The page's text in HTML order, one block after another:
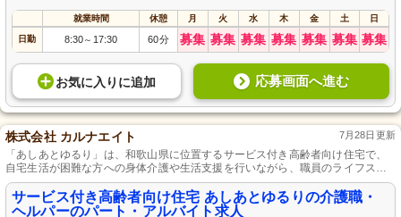
就業時間 休憩 月 火 水 木 金 土 日
日勤 8:30～ 17:30 60分 募集 募集 募集 募集 募集 募集 募集
お気に入り に追加 応募画面へ進む
株式会社 カルナエイト 7月28日更新
「あしあとゆるり」は、和歌山県に位置するサービス付き高齢者向け住宅で、
自宅生活が困難な方への身体介護や生活支援を行いながら、職員のライフスタ
イルを尊重した働き方が可能な職場です。
サービス付き高齢者向け住宅 あしあとゆるりの介護職・
ヘルパーのパート・アルバイト求人